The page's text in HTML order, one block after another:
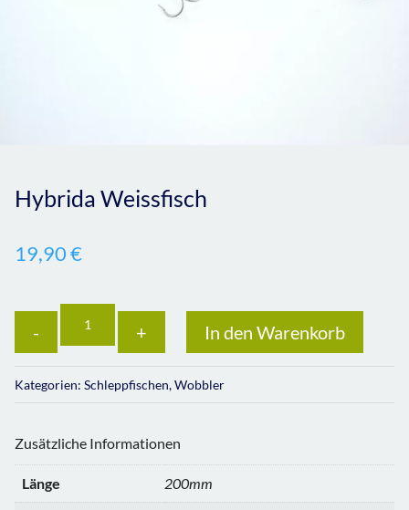
Hybrida Weissfisch
19,90€
Anzahl
In den Warenkorb
Kategorien: Schleppfischen,Wobbler
Zusätzliche Informationen
Länge 200mm